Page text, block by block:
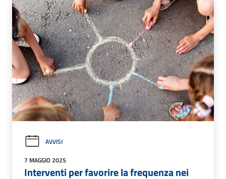
AVVISI
7 MAGGIO 2025
Interventi per favorire la frequenza nei